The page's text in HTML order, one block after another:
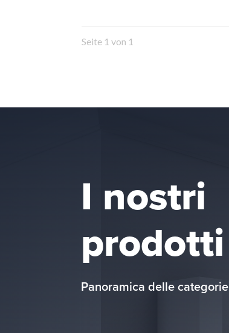
Seite 1 von 1
I nostri
prodotti
Panoramica delle categorie